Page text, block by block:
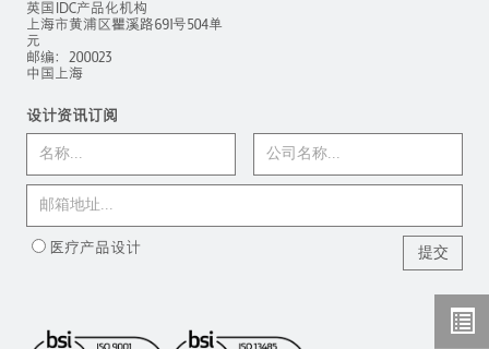
英国IDC产品化机构
上海市黄浦区瞿溪路691号504单
元
邮编：200023
中国上海
设计资讯订阅
医疗产品设计